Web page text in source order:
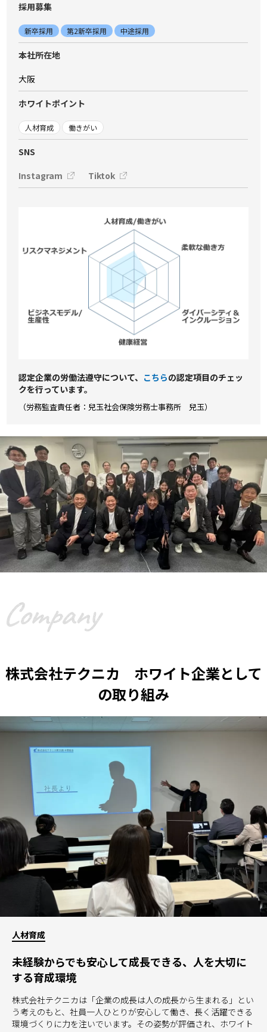
採⽤募集
新卒採用 第2新卒採用 中途採用
本社所在地
大阪
ホワイトポイント
人材育成 働きがい
SNS
Instagram
Tiktok
認定企業の労働法遵守について、 こちらの認定項⽬のチェッ
クを⾏っています。
（労務監査責任者：兒玉社会保険労務士事務所 兒玉）
株式会社テクニカ ホワイト企業として
の取り組み
人材育成
未経験からでも安心して成長できる、人を大切に
する育成環境
株式会社テクニカは「企業の成長は人の成長から生まれる」とい
う考えのもと、社員一人ひとりが安心して働き、長く活躍できる
環境づくりに力を注いでいます。その姿勢が評価され、ホワイト